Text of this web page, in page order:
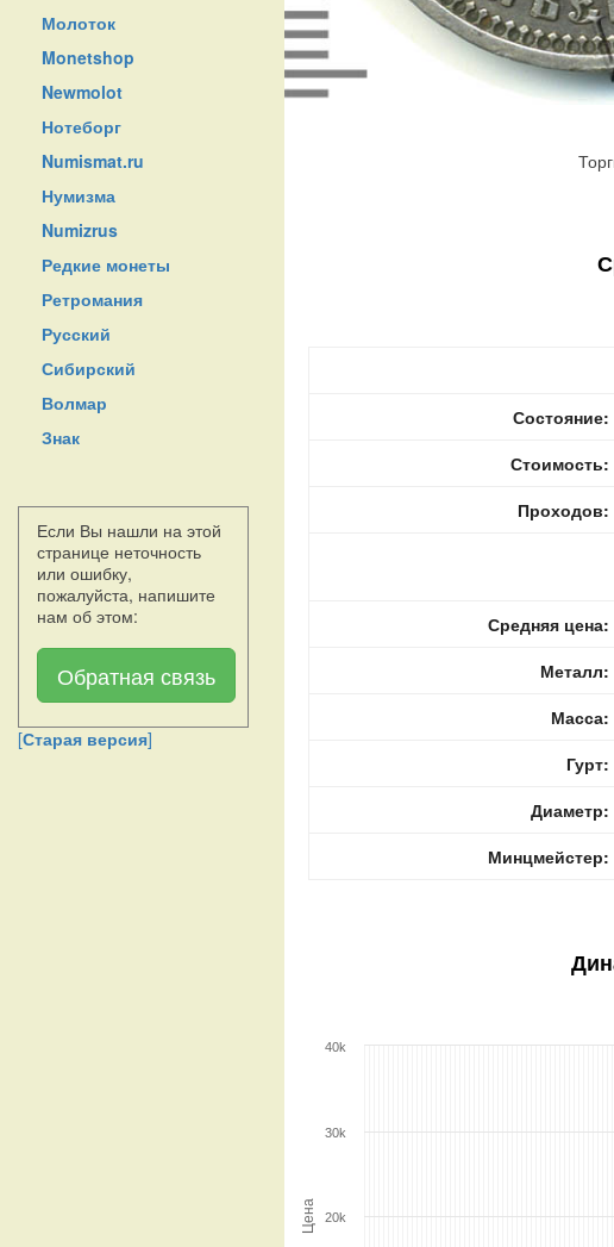
Молоток
Monetshop
Newmolot
Нотеборг
Numismat.ru
Нумизма
Numizrus
Редкие монеты
Ретромания
Русский
Сибирский
Волмар
Знак
Если Вы нашли на этой
странице неточность
или ошибку,
пожалуйста, напишите
нам об этом:
Обратная связь
[Старая версия]
Состояние:
Стоимость:
Проходов:
Средняя цена:
Металл:
Масса:
Гурт:
Диаметр:
Минцмейстер:
Цена 20k
30k
40k